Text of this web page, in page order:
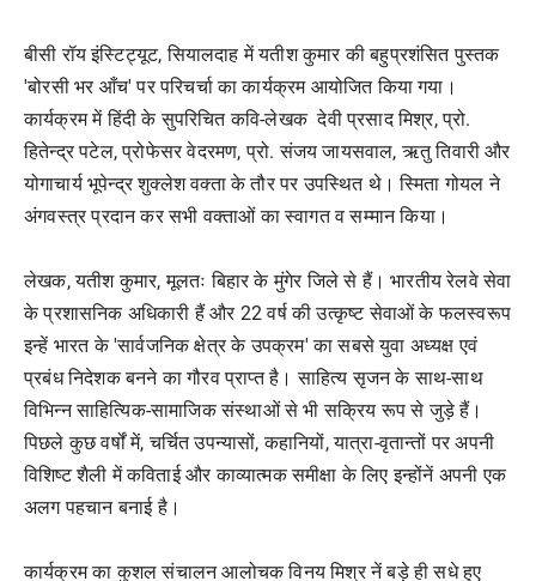
बीसी रॉय इंस्टिट्यूट, सियालदाह में यतीश कुमार की बहुप्रशंसित पुस्तक
'बोरसी भर आँच' पर परिचर्चा का कार्यक्रम आयोजित किया गया।
कार्यक्रम में हिंदी के सुपरिचित कवि-लेखक देवी प्रसाद मिश्र, प्रो.
हितेन्द्र पटेल, प्रोफेसर वेदरमण, प्रो. संजय जायसवाल, ऋतु तिवारी और
योगाचार्य भूपेन्द्र शुक्लेश वक्ता के तौर पर उपस्थित थे। स्मिता गोयल ने
अंगवस्त्र प्रदान कर सभी वक्ताओं का स्वागत व सम्मान किया।
लेखक, यतीश कुमार, मूलतः बिहार के मुंगेर जिले से हैं। भारतीय रेलवे सेवा
के प्रशासनिक अधिकारी हैं और 22 वर्ष की उत्कृष्ट सेवाओं के फलस्वरूप
इन्हें भारत के 'सार्वजनिक क्षेत्र के उपक्रम' का सबसे युवा अध्यक्ष एवं
प्रबंध निदेशक बनने का गौरव प्राप्त है। साहित्य सृजन के साथ-साथ
विभिन्न साहित्यिक-सामाजिक संस्थाओं से भी सक्रिय रूप से जुड़े हैं।
पिछले कुछ वर्षों में, चर्चित उपन्यासों, कहानियों, यात्रा-वृतान्तों पर अपनी
विशिष्ट शैली में कविताई और काव्यात्मक समीक्षा के लिए इन्होंनें अपनी एक
अलग पहचान बनाई है।
कार्यक्रम का कुशल संचालन आलोचक विनय मिश्र नें बड़े ही सधे हुए